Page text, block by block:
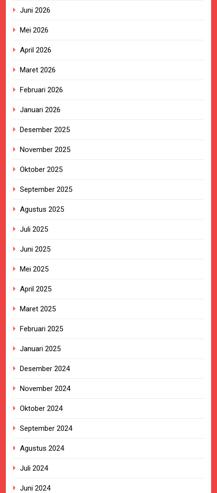
Juni 2026
Mei 2026
April 2026
Maret 2026
Februari 2026
Januari 2026
Desember 2025
November 2025
Oktober 2025
September 2025
Agustus 2025
Juli 2025
Juni 2025
Mei 2025
April 2025
Maret 2025
Februari 2025
Januari 2025
Desember 2024
November 2024
Oktober 2024
September 2024
Agustus 2024
Juli 2024
Juni 2024